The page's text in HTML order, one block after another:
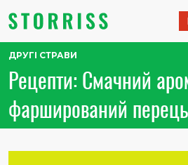
ДРУГІ СТРАВИ
Рецепти: Смачний
фарширований перець